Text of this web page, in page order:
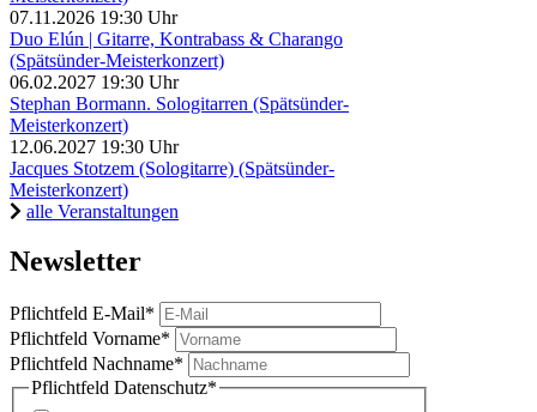
07.11.2026 19:30 Uhr
Duo Elún | Gitarre, Kontrabass & Charango
(Spätsünder-Meisterkonzert)
06.02.2027 19:30 Uhr
Stephan Bormann. Sologitarren (Spätsünder-
Meisterkonzert)
12.06.2027 19:30 Uhr
Jacques Stotzem (Sologitarre) (Spätsünder-
Meisterkonzert)
alle Veranstaltungen
Newsletter
Pflichtfeld E-Mail*
Pflichtfeld Vorname*
Pflichtfeld Nachname*
Pflichtfeld Datenschutz*